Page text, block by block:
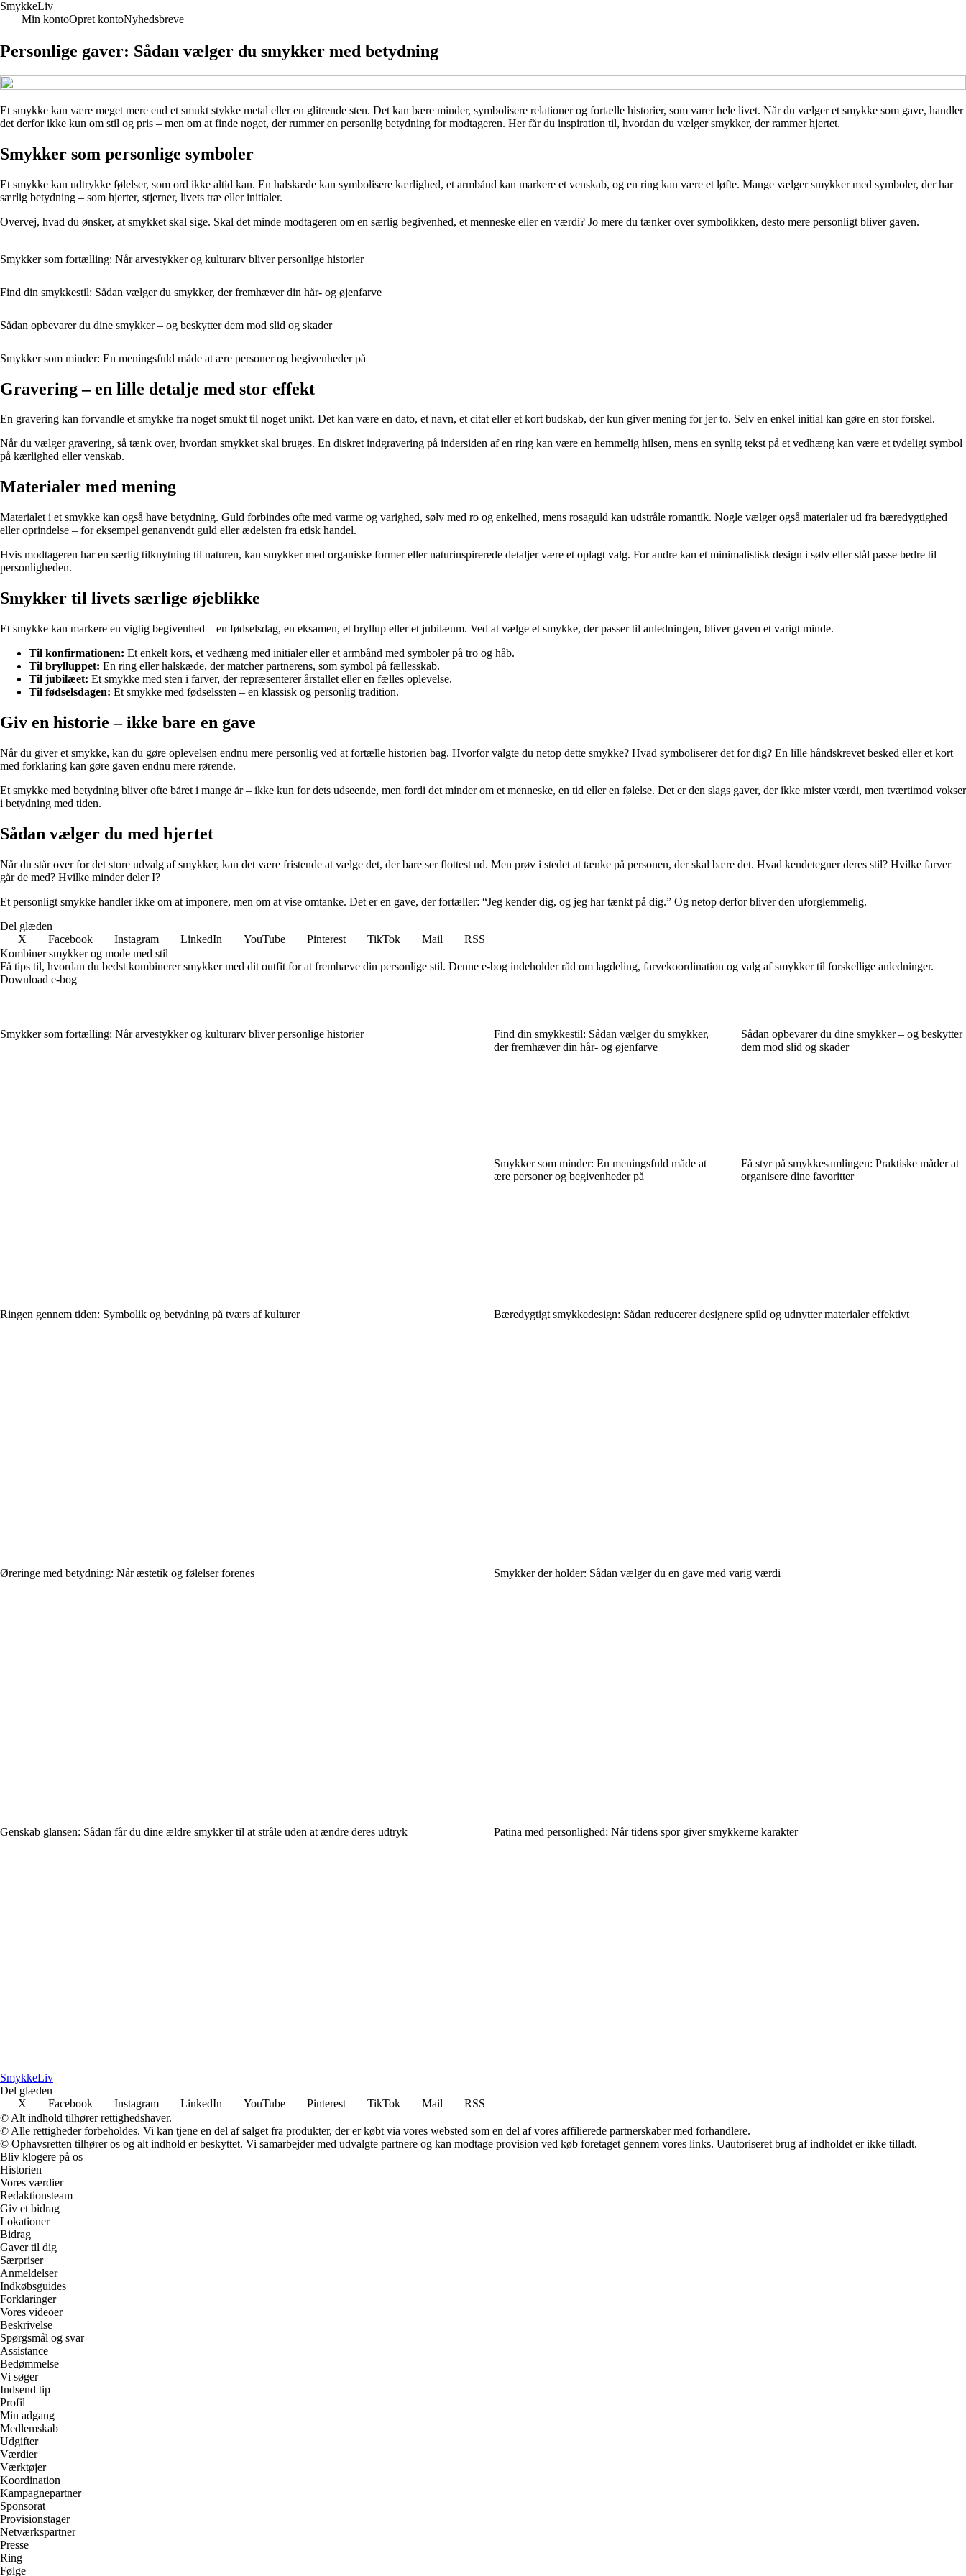
SmykkeLiv
Min kontoOpret kontoNyhedsbreve
Personlige gaver: Sådan vælger du smykker med betydning
Et smykke kan være meget mere end et smukt stykke metal eller en glitrende sten. Det kan bære minder, symbolisere relationer og fortælle historier, som varer hele livet. Når du vælger et smykke som gave, handler
det derfor ikke kun om stil og pris – men om at finde noget, der rummer en personlig betydning for modtageren. Her får du inspiration til, hvordan du vælger smykker, der rammer hjertet.
Smykker som personlige symboler
Et smykke kan udtrykke følelser, som ord ikke altid kan. En halskæde kan symbolisere kærlighed, et armbånd kan markere et venskab, og en ring kan være et løfte. Mange vælger smykker med symboler, der har
særlig betydning – som hjerter, stjerner, livets træ eller initialer.
Overvej, hvad du ønsker, at smykket skal sige. Skal det minde modtageren om en særlig begivenhed, et menneske eller en værdi? Jo mere du tænker over symbolikken, desto mere personligt bliver gaven.
Smykker som fortælling: Når arvestykker og kulturarv bliver personlige historier
Find din smykkestil: Sådan vælger du smykker, der fremhæver din hår- og øjenfarve
Sådan opbevarer du dine smykker – og beskytter dem mod slid og skader
Smykker som minder: En meningsfuld måde at ære personer og begivenheder på
Gravering – en lille detalje med stor effekt
En gravering kan forvandle et smykke fra noget smukt til noget unikt. Det kan være en dato, et navn, et citat eller et kort budskab, der kun giver mening for jer to. Selv en enkel initial kan gøre en stor forskel.
Når du vælger gravering, så tænk over, hvordan smykket skal bruges. En diskret indgravering på indersiden af en ring kan være en hemmelig hilsen, mens en synlig tekst på et vedhæng kan være et tydeligt symbol
på kærlighed eller venskab.
Materialer med mening
Materialet i et smykke kan også have betydning. Guld forbindes ofte med varme og varighed, sølv med ro og enkelhed, mens rosaguld kan udstråle romantik. Nogle vælger også materialer ud fra bæredygtighed
eller oprindelse – for eksempel genanvendt guld eller ædelsten fra etisk handel.
Hvis modtageren har en særlig tilknytning til naturen, kan smykker med organiske former eller naturinspirerede detaljer være et oplagt valg. For andre kan et minimalistisk design i sølv eller stål passe bedre til
personligheden.
Smykker til livets særlige øjeblikke
Et smykke kan markere en vigtig begivenhed – en fødselsdag, en eksamen, et bryllup eller et jubilæum. Ved at vælge et smykke, der passer til anledningen, bliver gaven et varigt minde.
Til konfirmationen: Et enkelt kors, et vedhæng med initialer eller et armbånd med symboler på tro og håb.
Til brylluppet: En ring eller halskæde, der matcher partnerens, som symbol på fællesskab.
Til jubilæet: Et smykke med sten i farver, der repræsenterer årstallet eller en fælles oplevelse.
Til fødselsdagen: Et smykke med fødselssten – en klassisk og personlig tradition.
Giv en historie – ikke bare en gave
Når du giver et smykke, kan du gøre oplevelsen endnu mere personlig ved at fortælle historien bag. Hvorfor valgte du netop dette smykke? Hvad symboliserer det for dig? En lille håndskrevet besked eller et kort
med forklaring kan gøre gaven endnu mere rørende.
Et smykke med betydning bliver ofte båret i mange år – ikke kun for dets udseende, men fordi det minder om et menneske, en tid eller en følelse. Det er den slags gaver, der ikke mister værdi, men tværtimod vokser
i betydning med tiden.
Sådan vælger du med hjertet
Når du står over for det store udvalg af smykker, kan det være fristende at vælge det, der bare ser flottest ud. Men prøv i stedet at tænke på personen, der skal bære det. Hvad kendetegner deres stil? Hvilke farver
går de med? Hvilke minder deler I?
Et personligt smykke handler ikke om at imponere, men om at vise omtanke. Det er en gave, der fortæller: “Jeg kender dig, og jeg har tænkt på dig.” Og netop derfor bliver den uforglemmelig.
Del glæden
X
Facebook Instagram LinkedIn YouTube Pinterest TikTok Mail
RSS
Kombiner smykker og mode med stil
Få tips til, hvordan du bedst kombinerer smykker med dit outfit for at fremhæve din personlige stil. Denne e-bog indeholder råd om lagdeling, farvekoordination og valg af smykker til forskellige anledninger.
Download e-bog
Smykker som fortælling: Når arvestykker og kulturarv bliver personlige historier
Find din smykkestil: Sådan vælger du smykker,
der fremhæver din hår- og øjenfarve
Sådan opbevarer du dine smykker – og beskytter
dem mod slid og skader
Smykker som minder: En meningsfuld måde at
ære personer og begivenheder på
Få styr på smykkesamlingen: Praktiske måder at
organisere dine favoritter
Ringen gennem tiden: Symbolik og betydning på tværs af kulturer Bæredygtigt smykkedesign: Sådan reducerer designere spild og udnytter materialer effektivt
Øreringe med betydning: Når æstetik og følelser forenes Smykker der holder: Sådan vælger du en gave med varig værdi
Genskab glansen: Sådan får du dine ældre smykker til at stråle uden at ændre deres udtryk Patina med personlighed: Når tidens spor giver smykkerne karakter
SmykkeLiv
Del glæden
X
Facebook Instagram LinkedIn YouTube Pinterest TikTok Mail
RSS
© Alt indhold tilhører rettighedshaver.
© Alle rettigheder forbeholdes. Vi kan tjene en del af salget fra produkter, der er købt via vores websted som en del af vores affilierede partnerskaber med forhandlere.
© Ophavsretten tilhører os og alt indhold er beskyttet. Vi samarbejder med udvalgte partnere og kan modtage provision ved køb foretaget gennem vores links. Uautoriseret brug af indholdet er ikke tilladt.
Bliv klogere på os
Historien
Vores værdier
Redaktionsteam
Giv et bidrag
Lokationer
Bidrag
Gaver til dig
Særpriser
Anmeldelser
Indkøbsguides
Forklaringer
Vores videoer
Beskrivelse
Spørgsmål og svar
Assistance
Bedømmelse
Vi søger
Indsend tip
Profil
Min adgang
Medlemskab
Udgifter
Værdier
Værktøjer
Koordination
Kampagnepartner
Sponsorat
Provisionstager
Netværkspartner
Presse
Ring
Følge